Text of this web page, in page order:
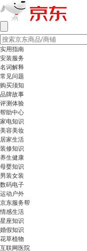
实用指南
安装服务
名词解释
常见问题
购买须知
品牌故事
评测体验
帮助中心
家电知识
美容美妆
居家生活
装修知识
养生健康
母婴知识
男装女装
数码电子
运动户外
京东服务帮
情感生活
星座知识
婚假知识
花草植物
互联网医院